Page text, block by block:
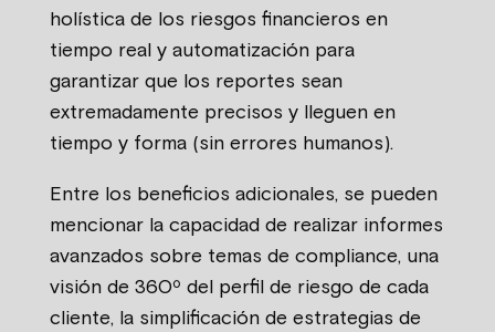
holística de los riesgos financieros en
tiempo real y automatización para
garantizar que los reportes sean
extremadamente precisos y lleguen en
tiempo y forma (sin errores humanos).
Entre los beneficios adicionales, se pueden
mencionar la capacidad de realizar informes
avanzados sobre temas de compliance, una
visión de 360º del perfil de riesgo de cada
cliente, la simplificación de estrategias de